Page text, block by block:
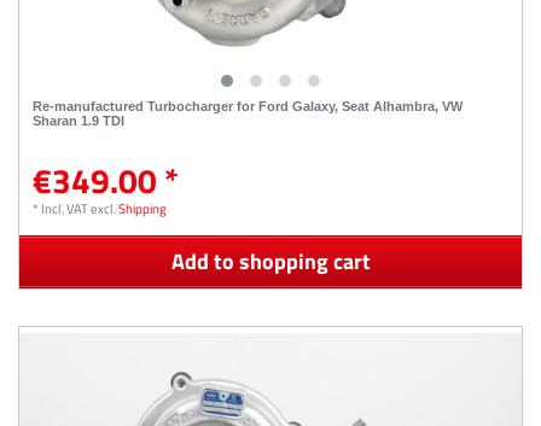
Re-manufactured Turbocharger for Ford Galaxy, Seat Alhambra, VW
Sharan 1.9 TDI
€349.00 *
* Incl. VATexcl.Shipping
Add to shopping cart